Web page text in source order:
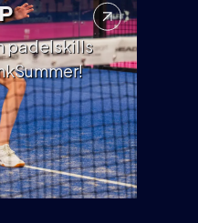
padelskills